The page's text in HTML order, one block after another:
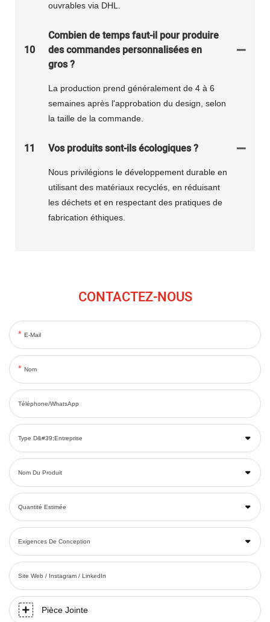
ouvrables via DHL.
10
Combien de temps faut-il pour produire
des commandes personnalisées en
gros ?
La production prend généralement de 4 à 6
semaines après l'approbation du design, selon
la taille de la commande.
11 Vos produits sont-ils écologiques ?
Nous privilégions le développement durable en
utilisant des matériaux recyclés, en réduisant
les déchets et en respectant des pratiques de
fabrication éthiques.
CONTACTEZ-NOUS
E-Mail
Nom
Téléphone/WhatsApp
Type D&#39;entreprise
Nom Du Produit
Quantité Estimée
Exigences De Conception
Site Web / Instagram / LinkedIn
Pièce Jointe